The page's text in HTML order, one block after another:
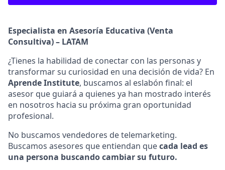
Especialista en Asesoría Educativa (Venta
Consultiva) – LATAM
¿Tienes la habilidad de conectar con las personas y
transformar su curiosidad en una decisión de vida? En
Aprende Institute, buscamos al eslabón final: el
asesor que guiará a quienes ya han mostrado interés
en nosotros hacia su próxima gran oportunidad
profesional.
No buscamos vendedores de telemarketing.
Buscamos asesores que entiendan quecada lead es
una persona buscando cambiar su futuro.